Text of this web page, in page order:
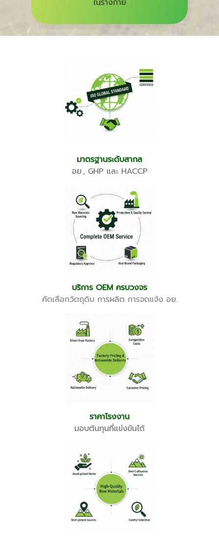
ในร่างกาย
มาตรฐานระดับสากล
อย., GHP และ HACCP
บริการ OEM ครบวงจร
คัดเลือกวัตถุดิบ การผลิต การจดแจ้ง อย.
ราคาโรงงาน
มอบต้นทุนที่แข่งขันได้